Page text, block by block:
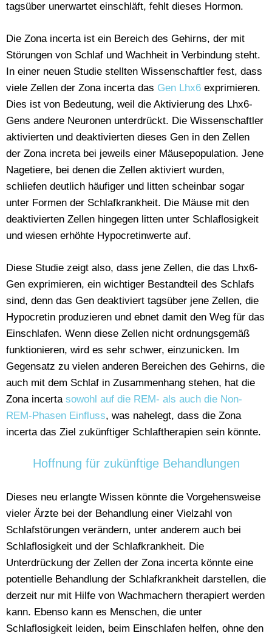
tagsüber unerwartet einschläft, fehlt dieses Hormon.
Die Zona incerta ist ein Bereich des Gehirns, der mit
Störungen von Schlaf und Wachheit in Verbindung steht.
In einer neuen Studie stellten Wissenschaftler fest, dass
viele Zellen der Zona incerta das Gen Lhx6 exprimieren.
Dies ist von Bedeutung, weil die Aktivierung des Lhx6-
Gens andere Neuronen unterdrückt. Die Wissenschaftler
aktivierten und deaktivierten dieses Gen in den Zellen
der Zona increta bei jeweils einer Mäusepopulation. Jene
Nagetiere, bei denen die Zellen aktiviert wurden,
schliefen deutlich häufiger und litten scheinbar sogar
unter Formen der Schlafkrankheit. Die Mäuse mit den
deaktivierten Zellen hingegen litten unter Schlaflosigkeit
und wiesen erhöhte Hypocretinwerte auf.
Diese Studie zeigt also, dass jene Zellen, die das Lhx6-
Gen exprimieren, ein wichtiger Bestandteil des Schlafs
sind, denn das Gen deaktiviert tagsüber jene Zellen, die
Hypocretin produzieren und ebnet damit den Weg für das
Einschlafen. Wenn diese Zellen nicht ordnungsgemäß
funktionieren, wird es sehr schwer, einzunicken. Im
Gegensatz zu vielen anderen Bereichen des Gehirns, die
auch mit dem Schlaf in Zusammenhang stehen, hat die
Zona incerta sowohl auf die REM- als auch die Non-
REM-Phasen Einfluss, was nahelegt, dass die Zona
incerta das Ziel zukünftiger Schlaftherapien sein könnte.
Hoffnung für zukünftige Behandlungen
Dieses neu erlangte Wissen könnte die Vorgehensweise
vieler Ärzte bei der Behandlung einer Vielzahl von
Schlafstörungen verändern, unter anderem auch bei
Schlaflosigkeit und der Schlafkrankheit. Die
Unterdrückung der Zellen der Zona incerta könnte eine
potentielle Behandlung der Schlafkrankheit darstellen, die
derzeit nur mit Hilfe von Wachmachern therapiert werden
kann. Ebenso kann es Menschen, die unter
Schlaflosigkeit leiden, beim Einschlafen helfen, ohne den